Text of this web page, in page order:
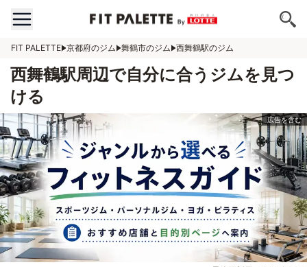
FIT PALETTE 京都府のジム 舞鶴市のジム 西舞鶴駅のジム
西舞鶴駅周辺で自分に合うジムを見つ
ける